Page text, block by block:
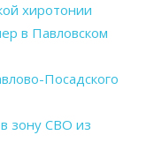
хиротонии
в Павловском
Посадского
зону СВО из